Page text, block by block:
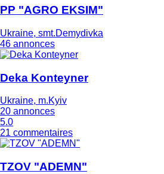
PP "AGRO EKSIM"
Ukraine, smt.Demydivka
46 annonces
Deka Konteyner
Ukraine, m.Kyiv
20 annonces
5.0
21 commentaires
TZOV "ADEMN"